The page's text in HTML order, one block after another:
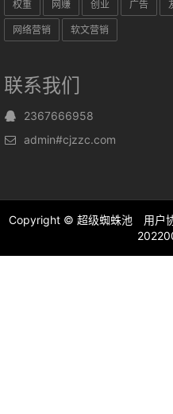
权重 网赚 创业 广告
网络营销 软文营销
联系我们
2367666958
admin#cjzzc.com
Copyright © 超级蜘蛛池 用户